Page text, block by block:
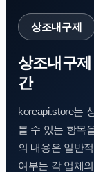
상조내구제
상조내구
간
koreapi.store는
볼 수 있는 항목
의 내용은 일반
여부는 각 업체